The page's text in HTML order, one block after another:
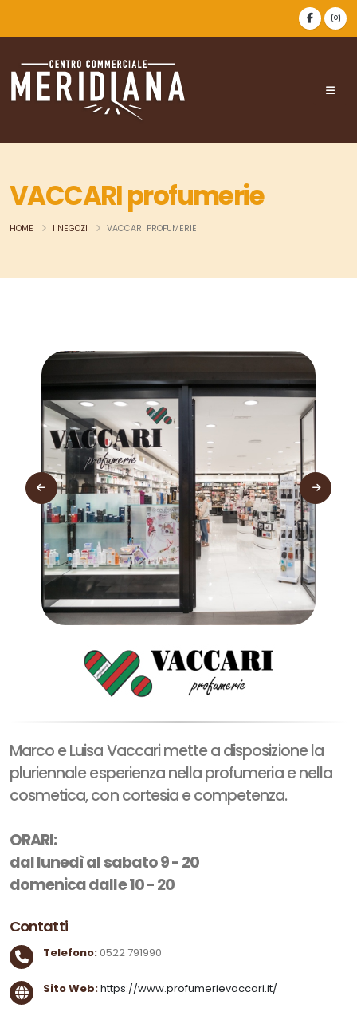
VACCARI profumerie
HOME I NEGOZI VACCARI PROFUMERIE
Marco e Luisa Vaccari mette a disposizione la
pluriennale esperienza nella profumeria e nella
cosmetica, con cortesia e competenza.
ORARI:
dal lunedì al sabato 9 - 20
domenica dalle 10 - 20
Contatti
Telefono: 0522 791990
Sito Web:https://www.profumerievaccari.it/